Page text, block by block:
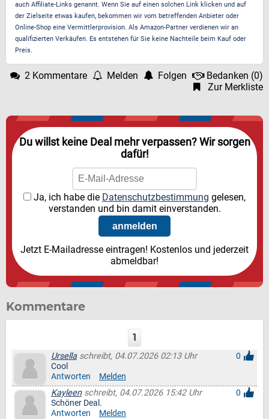
auch Affiliate-Links genannt. Wenn Sie auf einen solchen Link klicken und auf
der Zielseite etwas kaufen, bekommen wir vom betreffenden Anbieter oder
Online-Shop eine Vermittlerprovision. Als Amazon-Partner verdienen wir an
qualifizierten Verkäufen. Es entstehen für Sie keine Nachteile beim Kauf oder
Preis.
2 Kommentare Melden Folgen Bedanken (0)
Zur Merkliste
Du willst keine Deal mehr verpassen? Wir sorgen
dafür!
Ja, ich habe die Datenschutzbestimmung gelesen,
verstanden und bin damit einverstanden.
Jetzt E-Mailadresse eintragen! Kostenlos und jederzeit
abmeldbar!
Kommentare
1
Ursella schreibt, 04.07.2026 02:13 Uhr
0
Cool
Antworten
Melden
Kayleenschreibt, 04.07.2026 15:42 Uhr
0
Schöner Deal.
Antworten
Melden